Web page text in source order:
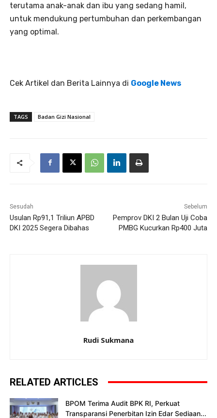
terutama anak-anak dan ibu yang sedang hamil,
untuk mendukung pertumbuhan dan perkembangan
yang optimal.
Cek Artikel dan Berita Lainnya di Google News
TAGS Badan Gizi Nasional
Sesudah
Usulan Rp91,1 Triliun APBD
DKI 2025 Segera Dibahas
Sebelum
Pemprov DKI 2 Bulan Uji Coba
PMBG Kucurkan Rp400 Juta
Rudi Sukmana
RELATED ARTICLES
BPOM Terima Audit BPK RI, Perkuat
Transparansi Penerbitan Izin Edar Sediaan...